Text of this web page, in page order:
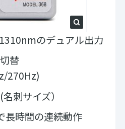
のデュアル出力
替
270Hz)
刺サイズ）
長時間の連続動作